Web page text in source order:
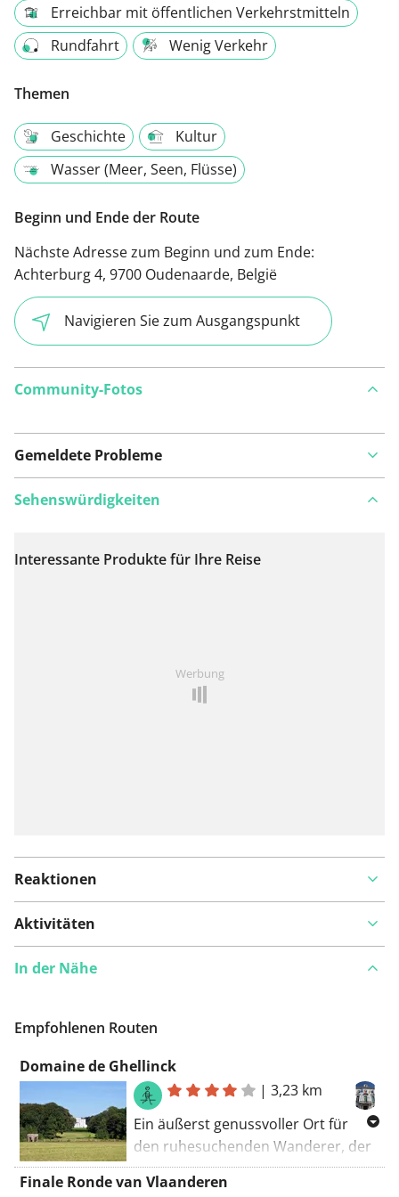
Erreichbar mit öffentlichen Verkehrstmitteln
Rundfahrt
Wenig Verkehr
Themen
Geschichte
Kultur
Wasser (Meer, Seen, Flüsse)
Beginn und Ende der Route
Nächste Adresse zum Beginn und zum Ende:
Achterburg 4, 9700 Oudenaarde, België
Navigieren Sie zum Ausgangspunkt
Community-Fotos
Gemeldete Probleme
Auf Karte anzeigen
Sehenswürdigkeiten
Interessante Produkte für Ihre Reise
Werbung
Reaktionen
Aktivitäten
In der Nähe
Empfohlenen Routen
Domaine de Ghellinck
|3,23 km
Ein äußerst genussvoller Ort für
den ruhesuchenden Wanderer, der
den französischen und englischen
Garten genießen kann.
Finale Ronde van Vlaanderen